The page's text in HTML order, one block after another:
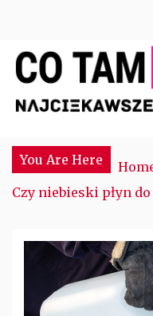
content
CTM POLONIA
You Are Here
Czy niebieski płyn